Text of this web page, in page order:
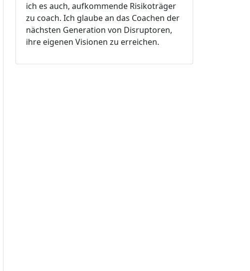
ich es auch, aufkommende Risikoträger
zu coach. Ich glaube an das Coachen der
nächsten Generation von Disruptoren,
ihre eigenen Visionen zu erreichen.